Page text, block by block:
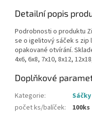
Detailní popis
Podrobnosti o produktu
se o igelitový sáček s zip
opakované otvírání.
4x6, 6x8, 7x10, 8x12,
Doplňkové
Kategorie:
Sáčky
počet ks/balíček:
100ks